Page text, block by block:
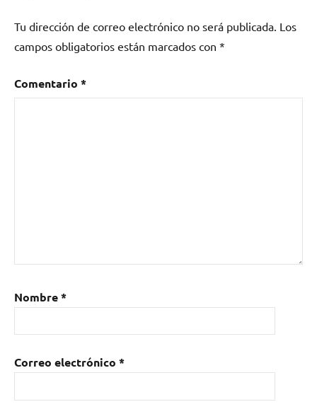
Tu dirección de correo electrónico no será publicada. Los
campos obligatorios están marcados con *
Comentario *
Nombre*
Correo electrónico *